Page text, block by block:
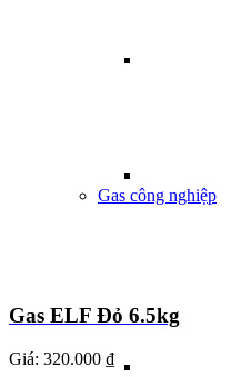
Gas công nghiệp
Gas ELF Đỏ 6.5kg
Giá: 320.000 ₫